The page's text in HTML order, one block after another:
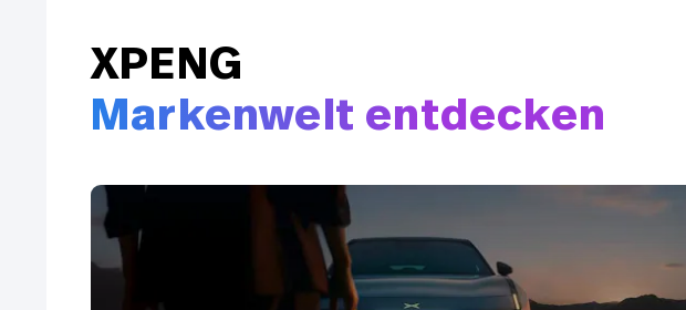
XPENG
Markenwelt entdecken